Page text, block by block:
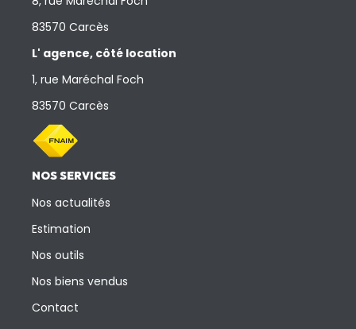
83570 Carcès
L' agence, côté location
1, rue Maréchal Foch
83570 Carcès
NOS SERVICES
Nos actualités
Estimation
Nos outils
Nos biens vendus
Contact